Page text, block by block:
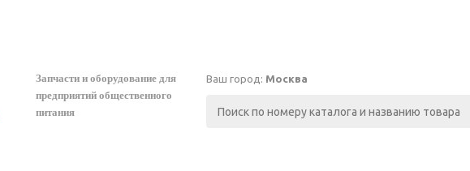
Запчасти и оборудование для
предприятий общественного
питания
Ваш город: Москва